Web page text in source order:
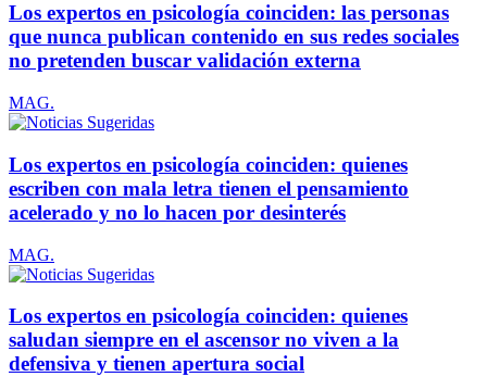
Los expertos en psicología coinciden: las personas
que nunca publican contenido en sus redes sociales
no pretenden buscar validación externa
MAG.
Los expertos en psicología coinciden: quienes
escriben con mala letra tienen el pensamiento
acelerado y no lo hacen por desinterés
MAG.
Los expertos en psicología coinciden: quienes
saludan siempre en el ascensor no viven a la
defensiva y tienen apertura social